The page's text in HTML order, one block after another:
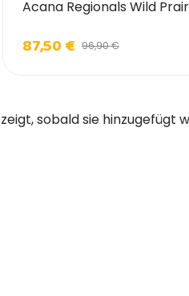
Acana Regionals Wild
87,50 € 96,90 €
sobald sie hinzugefügt